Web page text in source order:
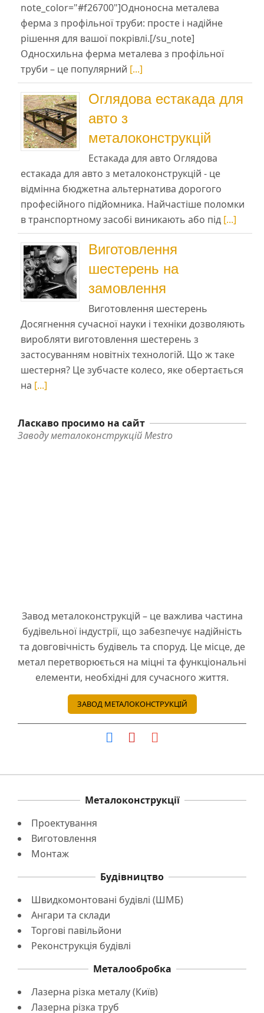
note_color="#f26700"]Одноносна металева
ферма з профільної труби: просте і надійне
рішення для вашої покрівлі.[/su_note]
Односхильна ферма металева з профільної
труби – це популярний [...]
Оглядова естакада для
авто з
металоконструкцій
Естакада для авто Оглядова
естакада для авто з металоконструкцій - це
відмінна бюджетна альтернатива дорогого
професійного підйомника. Найчастіше поломки
в транспортному засобі виникають або під [...]
Виготовлення
шестерень на
замовлення
Виготовлення шестерень
Досягнення сучасної науки і техніки дозволяють
виробляти виготовлення шестерень з
застосуванням новітніх технологій. Що ж таке
шестерня? Це зубчасте колесо, яке обертається
на [...]
Ласкаво просимо на сайт
Заводу металоконструкцій Mestro
Завод металоконструкцій – це важлива частина
будівельної індустрії, що забезпечує надійність
та довговічність будівель та споруд. Це місце, де
метал перетворюється на міцні та функціональні
елементи, необхідні для сучасного життя.
ЗАВОД МЕТАЛОКОНСТРУКЦІЙ
Металоконструкції
Проектування
Виготовлення
Монтаж
Будівництво
Швидкомонтовані будівлі (ШМБ)
Ангари та склади
Торгові павільйони
Реконструкція будівлі
Металообробка
Лазерна різка металу (Київ)
Лазерна різка труб